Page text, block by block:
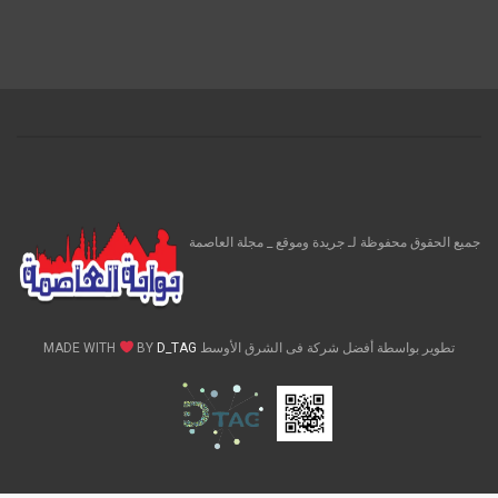
جميع الحقوق محفوظة لـ جريدة وموقع _ مجلة العاصمة
تطوير بواسطة أفضل شركة فى الشرق الأوسط MADE WITH BY D_TAG